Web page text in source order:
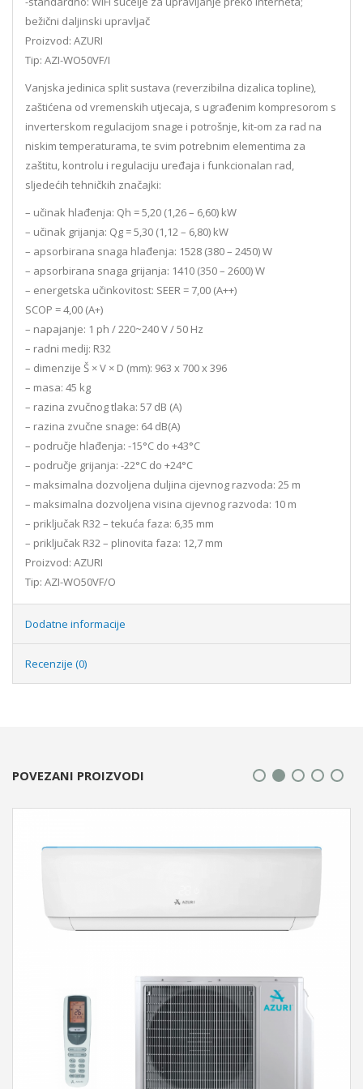
bežični daljinski upravljač
Proizvod: AZURI
Tip: AZI-WO50VF/I
Vanjska jedinica split sustava (reverzibilna dizalica topline),
zaštićena od vremenskih utjecaja, s ugrađenim kompresorom s
inverterskom regulacijom snage i potrošnje, kit-om za rad na
niskim temperaturama, te svim potrebnim elementima za
zaštitu, kontrolu i regulaciju uređaja i funkcionalan rad,
sljedećih tehničkih značajki:
– učinak hlađenja: Qh = 5,20 (1,26 – 6,60) kW
– učinak grijanja: Qg = 5,30 (1,12 – 6,80) kW
– apsorbirana snaga hlađenja: 1528 (380 – 2450) W
– apsorbirana snaga grijanja: 1410 (350 – 2600) W
– energetska učinkovitost: SEER = 7,00 (A++)
SCOP = 4,00 (A+)
– napajanje: 1 ph / 220~240 V / 50 Hz
– radni medij: R32
– dimenzije Š × V × D (mm): 963 x 700 x 396
– masa: 45 kg
– razina zvučnog tlaka: 57 dB (A)
– razina zvučne snage: 64 dB(A)
– područje hlađenja: -15°C do +43°C
– područje grijanja: -22°C do +24°C
– maksimalna dozvoljena duljina cijevnog razvoda: 25 m
– maksimalna dozvoljena visina cijevnog razvoda: 10 m
– priključak R32 – tekuća faza: 6,35 mm
– priključak R32 – plinovita faza: 12,7 mm
Proizvod: AZURI
Tip: AZI-WO50VF/O
Dodatne informacije
Recenzije (0)
POVEZANI PROIZVODI